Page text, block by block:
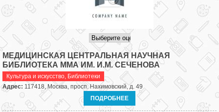
МЕДИЦИНСКАЯ ЦЕНТРАЛЬНАЯ НАУЧНАЯ
БИБЛИОТЕКА ММА ИМ. И.М. СЕЧЕНОВА
Культура и искусство, Библиотеки
Адрес: 117418, Москва, просп. Нахимовский, д. 49
ПОДРОБНЕЕ